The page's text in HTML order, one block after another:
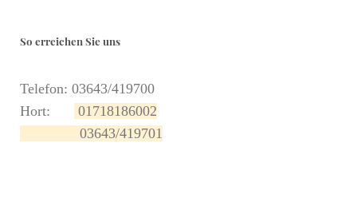
So erreichen Sie uns
Telefon: 03643/419700
Hort:
01718186002
03643/419701